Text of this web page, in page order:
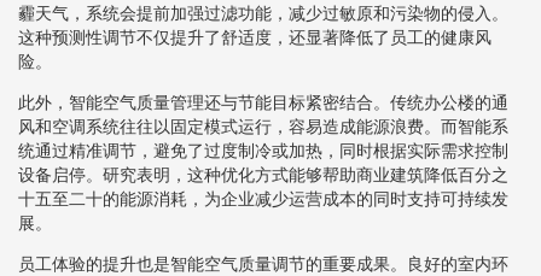
霾天气，系统会提前加强过滤功能，减少过敏原和污染物的侵入。
这种预测性调节不仅提升了舒适度，还显著降低了员工的健康风
险。
此外，智能空气质量管理还与节能目标紧密结合。传统办公楼的通
风和空调系统往往以固定模式运行，容易造成能源浪费。而智能系
统通过精准调节，避免了过度制冷或加热，同时根据实际需求控制
设备启停。研究表明，这种优化方式能够帮助商业建筑降低百分之
十五至二十的能源消耗，为企业减少运营成本的同时支持可持续发
展。
员工体验的提升也是智能空气质量调节的重要成果。良好的室内环